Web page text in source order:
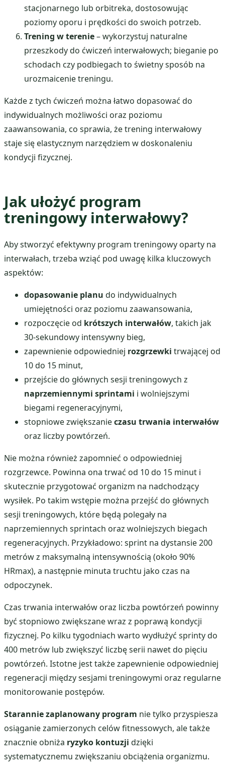
stacjonarnego lub orbitreka, dostosowując
poziomy oporu i prędkości do swoich potrzeb.
Trening w terenie– wykorzystuj naturalne
przeszkody do ćwiczeń interwałowych; bieganie po
schodach czy podbiegach to świetny sposób na
urozmaicenie treningu.
Każde z tych ćwiczeń można łatwo dopasować do
indywidualnych możliwości oraz poziomu
zaawansowania, co sprawia, że trening interwałowy
staje się elastycznym narzędziem w doskonaleniu
kondycji fizycznej.
Jak ułożyć program
treningowy interwałowy?
Aby stworzyć efektywny program treningowy oparty na
interwałach, trzeba wziąć pod uwagę kilka kluczowych
aspektów:
dopasowanie planu do indywidualnych
umiejętności oraz poziomu zaawansowania,
rozpoczęcie od krótszych interwałów, takich jak
30-sekundowy intensywny bieg,
zapewnienie odpowiedniej rozgrzewki trwającej od
10 do 15 minut,
przejście do głównych sesji treningowych z
naprzemiennymi sprintami i wolniejszymi
biegami regeneracyjnymi,
stopniowe zwiększanieczasu trwania interwałów
oraz liczby powtórzeń.
Nie można również zapomnieć o odpowiedniej
rozgrzewce. Powinna ona trwać od 10 do 15 minut i
skutecznie przygotować organizm na nadchodzący
wysiłek. Po takim wstępie można przejść do głównych
sesji treningowych, które będą polegały na
naprzemiennych sprintach oraz wolniejszych biegach
regeneracyjnych. Przykładowo: sprint na dystansie 200
metrów z maksymalną intensywnością (około 90%
HRmax), a następnie minuta truchtu jako czas na
odpoczynek.
Czas trwania interwałów oraz liczba powtórzeń powinny
być stopniowo zwiększane wraz z poprawą kondycji
fizycznej. Po kilku tygodniach warto wydłużyć sprinty do
400 metrów lub zwiększyć liczbę serii nawet do pięciu
powtórzeń. Istotne jest także zapewnienie odpowiedniej
regeneracji między sesjami treningowymi oraz regularne
monitorowanie postępów.
Starannie zaplanowany program nie tylko przyspiesza
osiąganie zamierzonych celów fitnessowych, ale także
znacznie obniża ryzyko kontuzji dzięki
systematycznemu zwiększaniu obciążenia organizmu.